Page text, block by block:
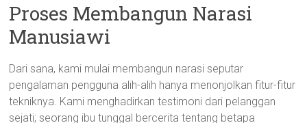
Proses Membangun Narasi
Manusiawi
Dari sana, kami mulai membangun narasi seputar
pengalaman pengguna alih-alih hanya menonjolkan fitur-fitur
tekniknya. Kami menghadirkan testimoni dari pelanggan
sejati; seorang ibu tunggal bercerita tentang betapa